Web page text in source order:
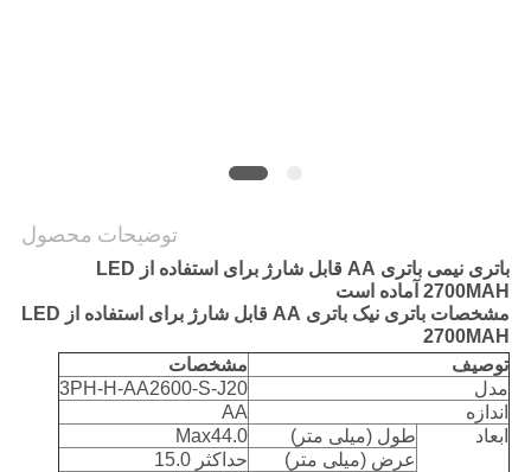
POLICY
توضیحات محصول
باتری نیمی باتری AA قابل شارژ برای استفاده از LED
2700MAH آماده است
مشخصات باتری نیک باتری AA قابل شارژ برای استفاده از LED
2700MAH
توصیف
مشخصات
مدل
3PH-H-AA2600-S-J20
اندازه
AA
ابعاد
طول (میلی متر)
Max44.0
عرض (میلی متر)
حداکثر 15.0